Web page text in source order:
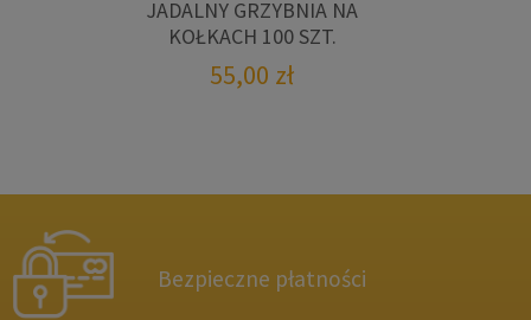
JADALNY GRZYBNIA NA
KOŁKACH 100 SZT.
55,00 zł
Bezpieczne płatności